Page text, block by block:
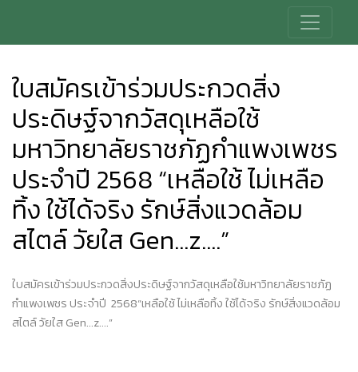
ใบสมัครเข้าร่วมประกวดสิ่ง
ประดิษฐ์จากวัสดุเหลือใช้
มหาวิทยาลัยราชภัฏกำแพงเพชร
ประจำปี 2568 “เหลือใช้ ไม่เหลือ
ทิ้ง ใช้ได้จริง รักษ์สิ่งแวดล้อม
สไตล์ วัยใส Gen...z....”
ใบสมัครเข้าร่วมประกวดสิ่งประดิษฐ์จากวัสดุเหลือใช้มหาวิทยาลัยราชภัฏ
กำแพงเพชร ประจำปี 2568“เหลือใช้ ไม่เหลือทิ้ง ใช้ได้จริง รักษ์สิ่งแวดล้อม
สไตล์ วัยใสGen...z....”